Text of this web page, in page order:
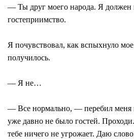
― Ты друг моего народа. Я должен
гостеприимство.
Я почувствовал, как вспыхнуло
получилось.
― Я не…
― Все нормально, ― перебил
уже давно не было гостей.
тебе ничего не угрожает. Даю